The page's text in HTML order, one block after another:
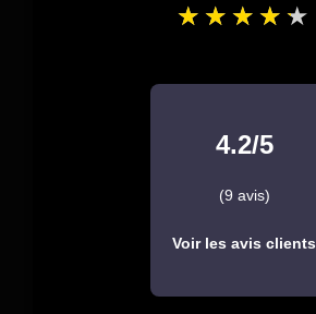
4.2/5
(9 avis)
Voir les avis clients